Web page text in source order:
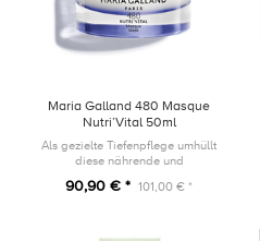
Maria Galland 480 Masque
Nutri’Vital 50ml
Als gezielte Tiefenpflege umhüllt
diese nährende und
mit ihrer reichhaltigen und
90,90 € * 101,00 € *